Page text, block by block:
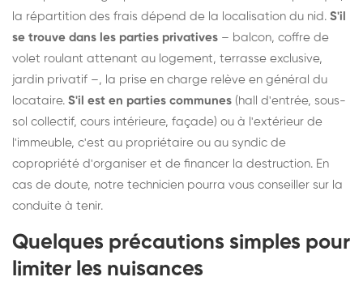
la répartition des frais dépend de la localisation du nid. S'il
se trouve dans les parties privatives – balcon, coffre de
volet roulant attenant au logement, terrasse exclusive,
jardin privatif –, la prise en charge relève en général du
locataire. S'il est en parties communes (hall d'entrée, sous-
sol collectif, cours intérieure, façade) ou à l'extérieur de
l'immeuble, c'est au propriétaire ou au syndic de
copropriété d'organiser et de financer la destruction. En
cas de doute, notre technicien pourra vous conseiller sur la
conduite à tenir.
Quelques précautions simples pour
limiter les nuisances